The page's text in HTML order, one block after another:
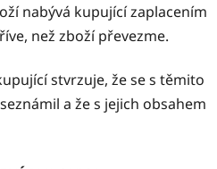
nabývá kupující zaplacením
než zboží převezme.
stvrzuje, že se s těmito
a že s jejich obsahem